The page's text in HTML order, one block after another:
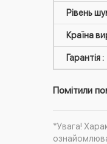
Рівень
Країна
Гарантія :
Помітили
*Увага!